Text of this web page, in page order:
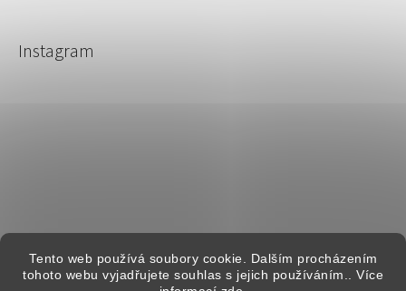
Tento web používá soubory cookie. Dalším procházením
tohoto webu vyjadřujete souhlas s jejich používáním.. Více
Instagram